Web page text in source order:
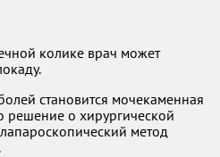
колике врач может
становится мочекаменная
решение о хирургической
метод